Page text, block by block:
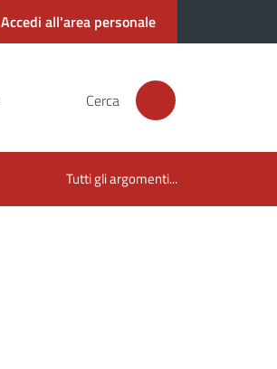
Accedi all'area personale
Cerca
Tutti gli argomenti...